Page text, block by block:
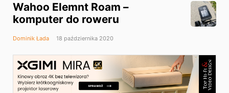
Wahoo Elemnt Roam –
komputer do roweru
Dominik Łada 18 października 2020